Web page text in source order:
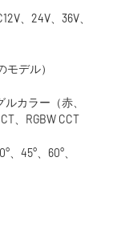
、24V、36V、
カラー（赤、
、45°、60°、